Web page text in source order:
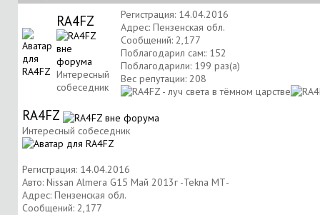
RA4FZ
Интересный
собеседник
Регистрация: 14.04.2016
Адрес: Пензенская обл.
Сообщений: 2,177
Поблагодарил сам:: 152
Поблагодарили: 199 раз(а)
Вес репутации: 208
RA4FZ
Интересный собеседник
Регистрация: 14.04.2016
Авто: Nissan Almera G15 Май 2013г -Tekna МТ-
Адрес: Пензенская обл.
Сообщений: 2,177